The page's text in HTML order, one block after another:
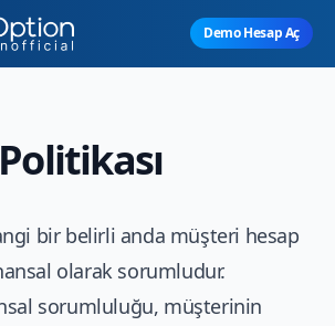
Demo Hesap Aç
bir belirli anda müşteri hesap
olarak sorumludur.
sorumluluğu, müşterinin